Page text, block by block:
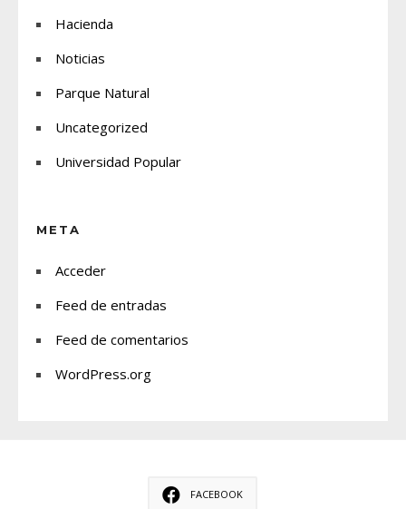
Hacienda
Noticias
Parque Natural
Uncategorized
Universidad Popular
META
Acceder
Feed de entradas
Feed de comentarios
WordPress.org
FACEBOOK